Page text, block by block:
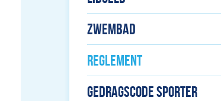
ZWEMBAD
REGLEMENT
GEDRAGSCODE SPORTER